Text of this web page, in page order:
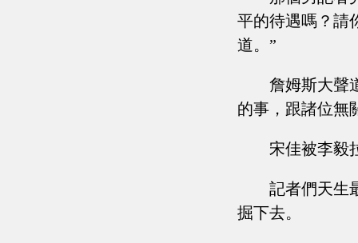
平的待遇嗎？請
道。”
詹姆斯大聲
的事，跟諸位無
宋佳被李毅
記者們天生
掘下去。